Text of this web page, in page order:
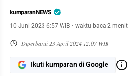
kumparanNEWS
10 Juni 2023 6:57 WIB · waktu baca 2 menit
Diperbarui23 April 2024 12:07 WIB
Ikuti kumparan di Google